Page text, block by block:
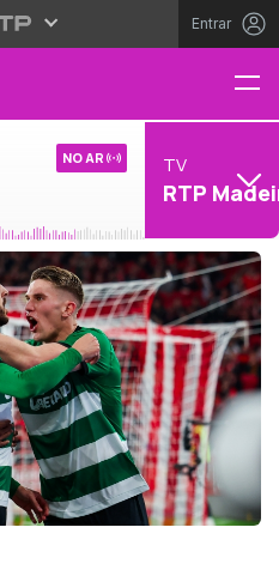
Entrar
NO AR TV
RTP